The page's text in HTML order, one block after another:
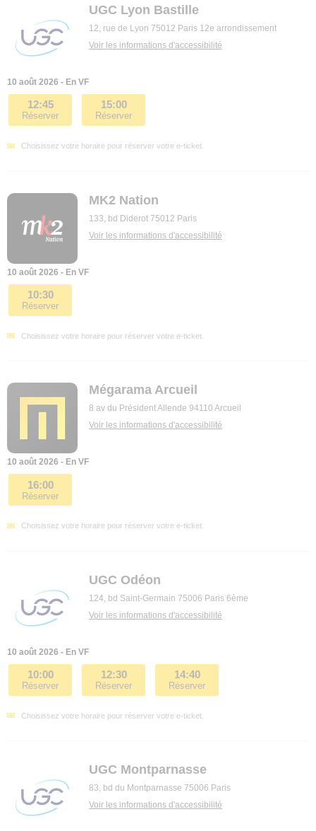
UGC Lyon Bastille
12, rue de Lyon 75012 Paris 12e arrondissement
Voir les informations d'accessibilité
10 août 2026 - En VF
12:45
Réserver
15:00
Réserver
Choisissez votre horaire pour réserver votre e-ticket.
MK2 Nation
133, bd Diderot 75012 Paris
Voir les informations d'accessibilité
10 août 2026 - En VF
10:30
Réserver
Choisissez votre horaire pour réserver votre e-ticket.
Mégarama Arcueil
8 av du Président Allende 94110 Arcueil
Voir les informations d'accessibilité
10 août 2026 - En VF
16:00
Réserver
Choisissez votre horaire pour réserver votre e-ticket.
UGC Odéon
124, bd Saint-Germain 75006 Paris 6ème
Voir les informations d'accessibilité
10 août 2026 - En VF
10:00
Réserver
12:30
Réserver
14:40
Réserver
Choisissez votre horaire pour réserver votre e-ticket.
UGC Montparnasse
83, bd du Montparnasse 75006 Paris
Voir les informations d'accessibilité